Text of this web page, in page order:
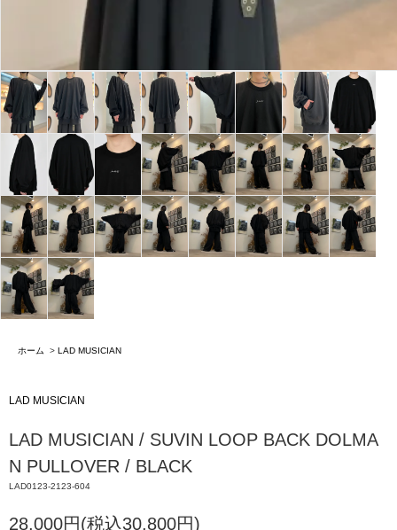
ホーム > LAD MUSICIAN
LAD MUSICIAN
LAD MUSICIAN / SUVIN LOOP BACK DOLMA
N PULLOVER / BLACK
LAD0123-2123-604
28,000円(税込30,800円)